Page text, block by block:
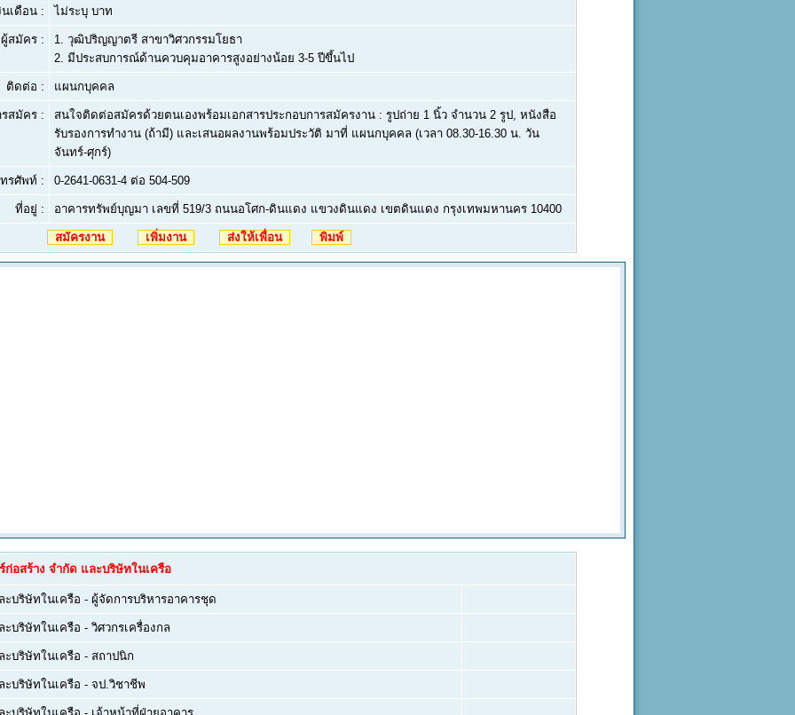
นเดือน : ไม่ระบุ บาท
สมัคร : 1. วุฒิปริญญาตรี สาขาวิศวกรรมโยธา
2. มีประสบการณ์ด้านควบคุมอาคารสูงอย่างน้อย 3-5 ปีขึ้นไป
ติดต่อ : แผนกบุคคล
รสมัคร :
สนใจติดต่อสมัครด้วยตนเองพร้อมเอกสารประกอบการสมัครงาน : รูปถ่าย 1 นิ้ว จำนวน 2 รูป, หนังสือ
รับรองการทำงาน (ถ้ามี) และเสนอผลงานพร้อมประวัติ มาที่ แผนกบุคคล (เวลา 08.30-16.30 น. วัน
จันทร์-ศุกร์)
รศัพท์ : 0-2641-0631-4 ต่อ 504-509
ที่อยู่ : อาคารทรัพย์บุญมา เลขที่ 519/3 ถนนอโศก-ดินแดง แขวงดินแดง เขตดินแดง กรุงเทพมหานคร 10400
สมัครงาน เพิ่มงาน ส่งให้เพื่อน พิมพ์
อสร้าง จำกัด และบริษัทในเครือ
บริษัทในเครือ - ผู้จัดการบริหารอาคารชุด
บริษัทในเครือ - วิศวกรเครื่องกล
บริษัทในเครือ - สถาปนิก
บริษัทในเครือ - จป.วิชาชีพ